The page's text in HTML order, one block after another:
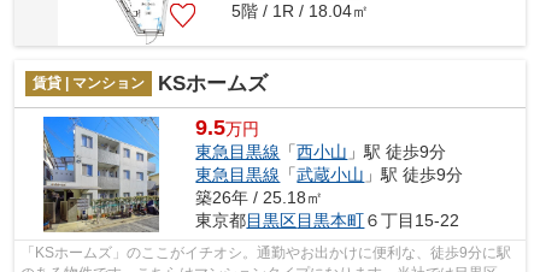
5階 / 1R / 18.04㎡
賃貸 | マンション KSホームズ
9.5万円
東急目黒線 「西小山 」駅 徒歩9分
東急目黒線 「武蔵小山 」駅 徒歩9分
築26年 / 25.18㎡
東京都目黒区目黒本町６丁目15-22
「KSホームズ」のここがイチオシ。通勤やお出かけに便利な、徒歩9分に駅